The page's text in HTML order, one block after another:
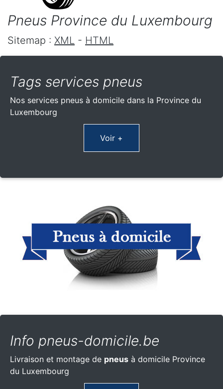
Pneus Province du Luxembourg
Sitemap : XML - HTML
Tags services pneus
Nos services pneus à domicile dans la Province du
Luxembourg
Voir +
Info pneus-domicile.be
Livraison et montage de pneus à domicile Province
du Luxembourg